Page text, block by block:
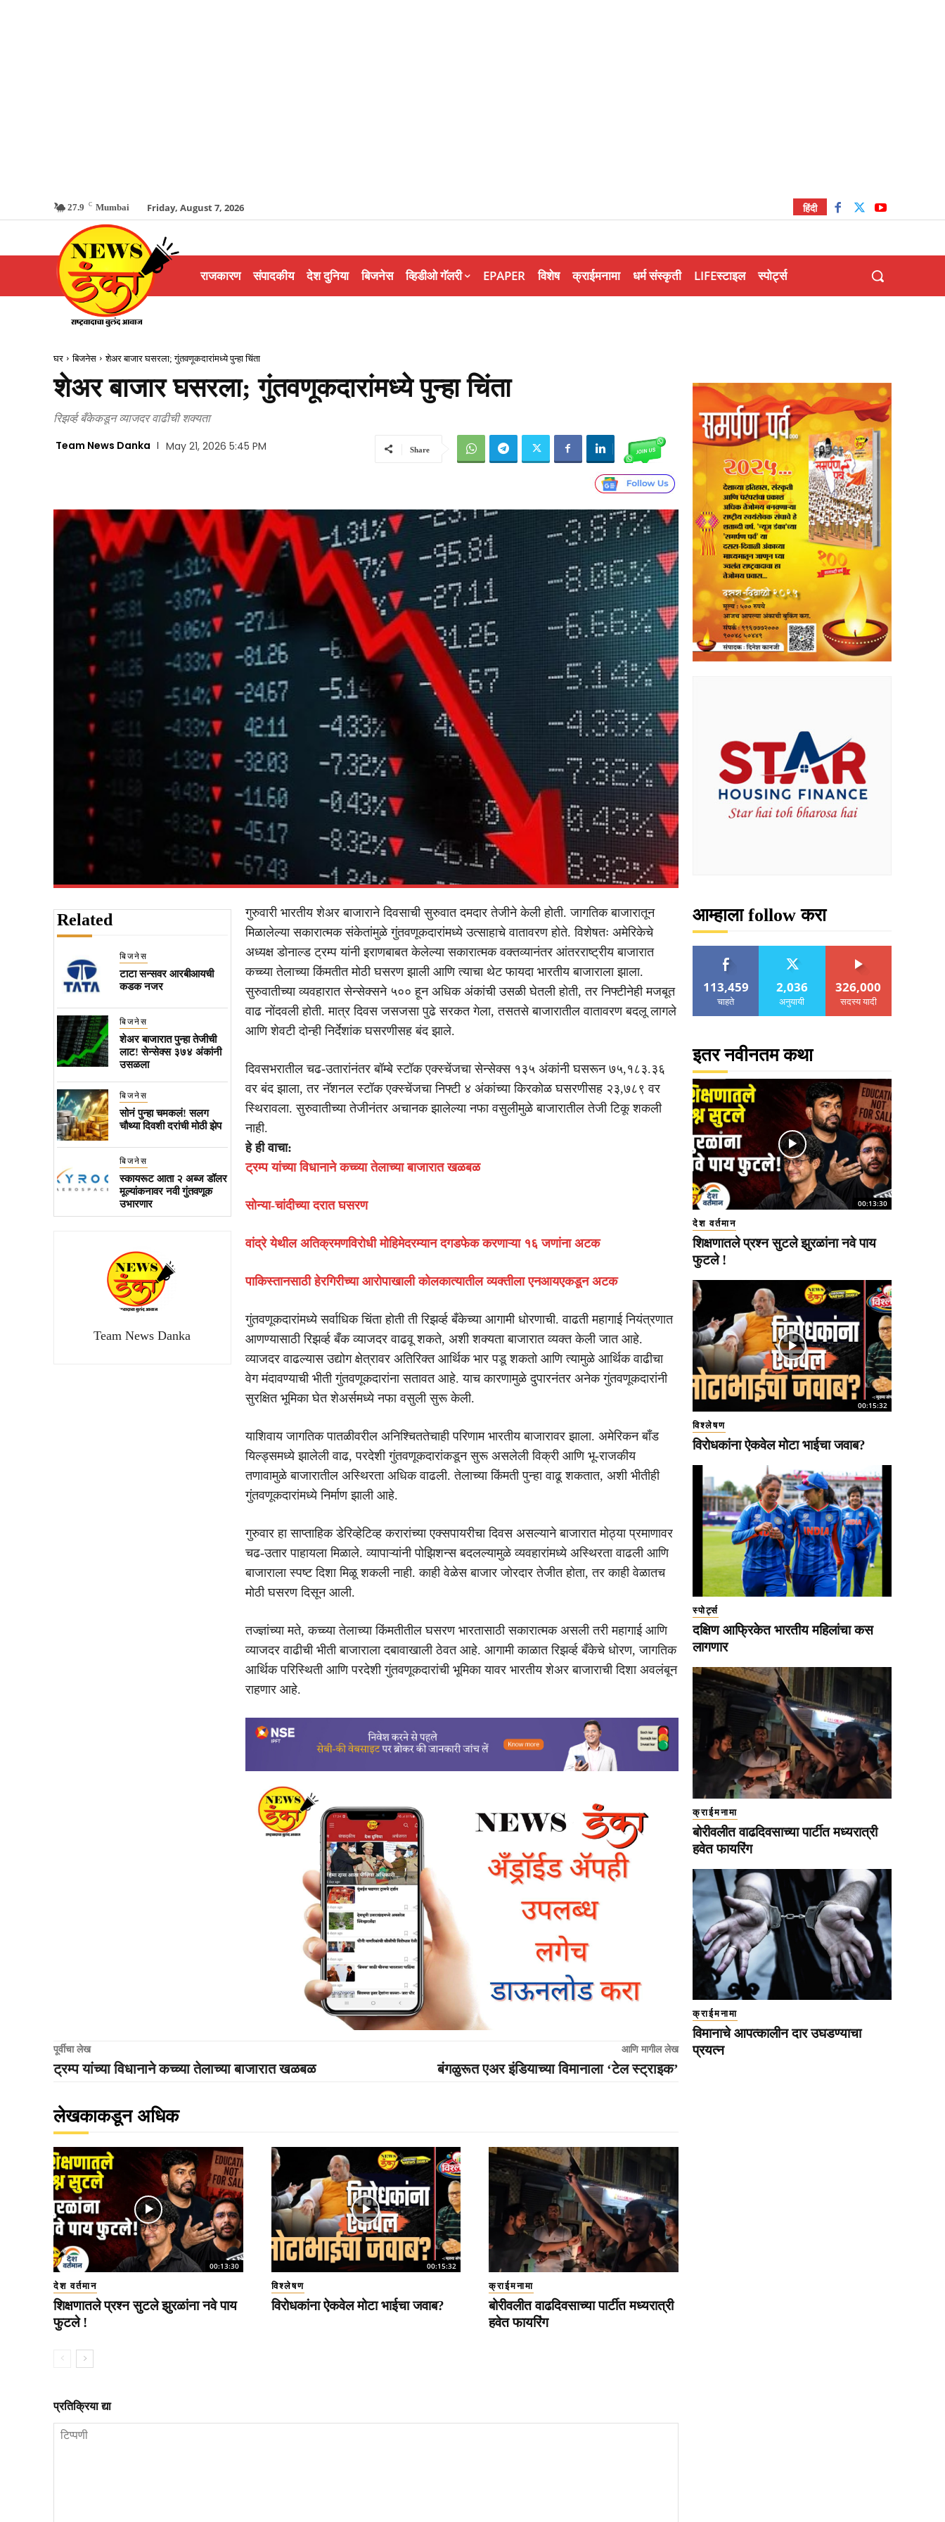
27.9 C Mumbai Friday, August 7, 2026 हिंदी
राजकारण संपादकीय देश दुनिया बिजनेस व्हिडीओ गॅलरी EPAPER विशेष क्राईमनामा धर्म संस्कृती LIFEस्टाइल स्पोर्ट्स
घर बिजनेस शेअर बाजार घसरला; गुंतवणूकदारांमध्ये पुन्हा चिंता
शेअर बाजार घसरला; गुंतवणूकदारांमध्ये पुन्हा चिंता
रिझर्व्ह बँकेकडून व्याजदर वाढीची शक्यता
Team News Danka May 21, 2026 5:45 PM Share
Related
बिजनेस
टाटा सन्सवर आरबीआयची
कडक नजर
बिजनेस
शेअर बाजारात पुन्हा तेजीची
लाट! सेन्सेक्स ३७४ अंकांनी
उसळला
बिजनेस
सोनं पुन्हा चमकलं! सलग
चौथ्या दिवशी दरांची मोठी झेप
बिजनेस
स्कायरूट आता २ अब्ज डॉलर
मूल्यांकनावर नवी गुंतवणूक
उभारणार
Team News Danka
गुरुवारी भारतीय शेअर बाजाराने दिवसाची सुरुवात दमदार तेजीने केली होती. जागतिक बाजारातून
मिळालेल्या सकारात्मक संकेतांमुळे गुंतवणूकदारांमध्ये उत्साहाचे वातावरण होते. विशेषतः अमेरिकेचे
अध्यक्ष डोनाल्ड ट्रम्प यांनी इराणबाबत केलेल्या सकारात्मक वक्तव्यानंतर आंतरराष्ट्रीय बाजारात
कच्च्या तेलाच्या किंमतीत मोठी घसरण झाली आणि त्याचा थेट फायदा भारतीय बाजाराला झाला.
सुरुवातीच्या व्यवहारात सेन्सेक्सने ५०० हून अधिक अंकांची उसळी घेतली होती, तर निफ्टीनेही मजबूत
वाढ नोंदवली होती. मात्र दिवस जसजसा पुढे सरकत गेला, तसतसे बाजारातील वातावरण बदलू लागले
आणि शेवटी दोन्ही निर्देशांक घसरणीसह बंद झाले.
दिवसभरातील चढ-उतारांनंतर बॉम्बे स्टॉक एक्स्चेंजचा सेन्सेक्स १३५ अंकांनी घसरून ७५,१८३.३६
वर बंद झाला, तर नॅशनल स्टॉक एक्स्चेंजचा निफ्टी ४ अंकांच्या किरकोळ घसरणीसह २३,७८९ वर
स्थिरावला. सुरुवातीच्या तेजीनंतर अचानक झालेल्या नफा वसुलीमुळे बाजारातील तेजी टिकू शकली
नाही.
हे ही वाचा:
ट्रम्प यांच्या विधानाने कच्च्या तेलाच्या बाजारात खळबळ
सोन्या-चांदीच्या दरात घसरण
वांद्रे येथील अतिक्रमणविरोधी मोहिमेदरम्यान दगडफेक करणाऱ्या १६ जणांना अटक
पाकिस्तानसाठी हेरगिरीच्या आरोपाखाली कोलकात्यातील व्यक्तीला एनआयएकडून अटक
गुंतवणूकदारांमध्ये सर्वाधिक चिंता होती ती रिझर्व्ह बँकेच्या आगामी धोरणाची. वाढती महागाई नियंत्रणात
आणण्यासाठी रिझर्व्ह बँक व्याजदर वाढवू शकते, अशी शक्यता बाजारात व्यक्त केली जात आहे.
व्याजदर वाढल्यास उद्योग क्षेत्रावर अतिरिक्त आर्थिक भार पडू शकतो आणि त्यामुळे आर्थिक वाढीचा
वेग मंदावण्याची भीती गुंतवणूकदारांना सतावत आहे. याच कारणामुळे दुपारनंतर अनेक गुंतवणूकदारांनी
सुरक्षित भूमिका घेत शेअर्समध्ये नफा वसुली सुरू केली.
याशिवाय जागतिक पातळीवरील अनिश्चिततेचाही परिणाम भारतीय बाजारावर झाला. अमेरिकन बाँड
यिल्ड्समध्ये झालेली वाढ, परदेशी गुंतवणूकदारांकडून सुरू असलेली विक्री आणि भू-राजकीय
तणावामुळे बाजारातील अस्थिरता अधिक वाढली. तेलाच्या किंमती पुन्हा वाढू शकतात, अशी भीतीही
गुंतवणूकदारांमध्ये निर्माण झाली आहे.
गुरुवार हा साप्ताहिक डेरिव्हेटिव्ह करारांच्या एक्सपायरीचा दिवस असल्याने बाजारात मोठ्या प्रमाणावर
चढ-उतार पाहायला मिळाले. व्यापाऱ्यांनी पोझिशन्स बदलल्यामुळे व्यवहारांमध्ये अस्थिरता वाढली आणि
बाजाराला स्पष्ट दिशा मिळू शकली नाही. काही वेळेस बाजार जोरदार तेजीत होता, तर काही वेळातच
मोठी घसरण दिसून आली.
तज्ज्ञांच्या मते, कच्च्या तेलाच्या किंमतीतील घसरण भारतासाठी सकारात्मक असली तरी महागाई आणि
व्याजदर वाढीची भीती बाजाराला दबावाखाली ठेवत आहे. आगामी काळात रिझर्व्ह बँकेचे धोरण, जागतिक
आर्थिक परिस्थिती आणि परदेशी गुंतवणूकदारांची भूमिका यावर भारतीय शेअर बाजाराची दिशा अवलंबून
राहणार आहे.
पूर्वीचा लेख
ट्रम्प यांच्या विधानाने कच्च्या तेलाच्या बाजारात खळबळ
आणि मागील लेख
बंगळुरूत एअर इंडियाच्या विमानाला ‘टेल स्ट्राइक’
लेखकाकडून अधिक
00:13:30
देश वर्तमान
शिक्षणातले प्रश्न सुटले झुरळांना नवे पाय
फुटले !
00:15:32
विश्लेषण
विरोधकांना ऐकवेल मोटा भाईचा जवाब?
क्राईमनामा
बोरीवलीत वाढदिवसाच्या पार्टीत मध्यरात्री
हवेत फायरिंग
प्रतिक्रिया द्या
आम्हाला follow करा
113,459
चाहते
2,036
अनुयायी
326,000
सदस्य यादी
इतर नवीनतम कथा
00:13:30
देश वर्तमान
शिक्षणातले प्रश्न सुटले झुरळांना नवे पाय
फुटले !
00:15:32
विश्लेषण
विरोधकांना ऐकवेल मोटा भाईचा जवाब?
स्पोर्ट्स
दक्षिण आफ्रिकेत भारतीय महिलांचा कस
लागणार
क्राईमनामा
बोरीवलीत वाढदिवसाच्या पार्टीत मध्यरात्री
हवेत फायरिंग
क्राईमनामा
विमानाचे आपत्कालीन दार उघडण्याचा
प्रयत्न